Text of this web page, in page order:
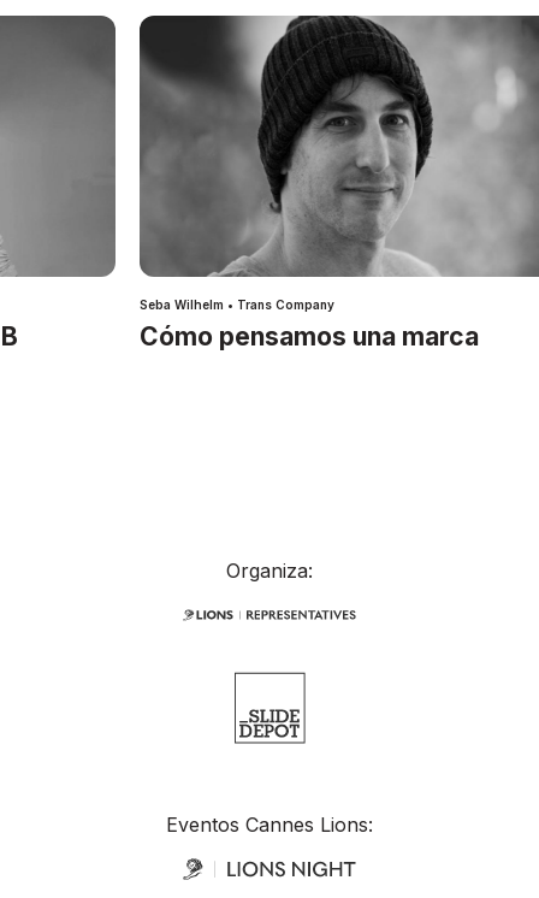
Seba Wilhelm • Trans Company
Cómo pensamos una marca
Organiza:
Eventos Cannes Lions: